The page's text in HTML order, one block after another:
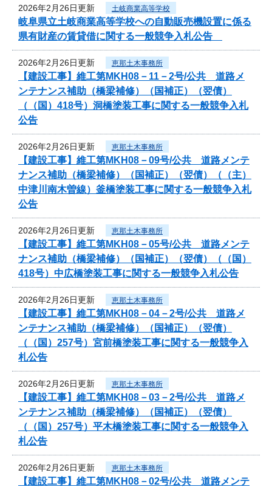
2026年2月26日更新 土岐商業高等学校
岐阜県立土岐商業高等学校への自動販売機設置に係る
県有財産の賃貸借に関する一般競争入札公告
2026年2月26日更新 恵那土木事務所
【建設工事】維工第MKH08－11－2号/公共 道路メ
ンテナンス補助（橋梁補修）（国補正）（翌債）
（（国）418号）洞橋塗装工事に関する一般競争入札
公告
2026年2月26日更新 恵那土木事務所
【建設工事】維工第MKH08－09号/公共 道路メンテ
ナンス補助（橋梁補修）（国補正）（翌債）（（主）
中津川南木曽線）釜橋塗装工事に関する一般競争入札
公告
2026年2月26日更新 恵那土木事務所
【建設工事】維工第MKH08－05号/公共 道路メンテ
ナンス補助（橋梁補修）（国補正）（翌債）（（国）
418号）中広橋塗装工事に関する一般競争入札公告
2026年2月26日更新 恵那土木事務所
【建設工事】維工第MKH08－04－2号/公共 道路メ
ンテナンス補助（橋梁補修）（国補正）（翌債）
（（国）257号）宮前橋塗装工事に関する一般競争入
札公告
2026年2月26日更新 恵那土木事務所
【建設工事】維工第MKH08－03－2号/公共 道路メ
ンテナンス補助（橋梁補修）（国補正）（翌債）
（（国）257号）平木橋塗装工事に関する一般競争入
札公告
2026年2月26日更新 恵那土木事務所
【建設工事】維工第MKH08－02号/公共 道路メンテ